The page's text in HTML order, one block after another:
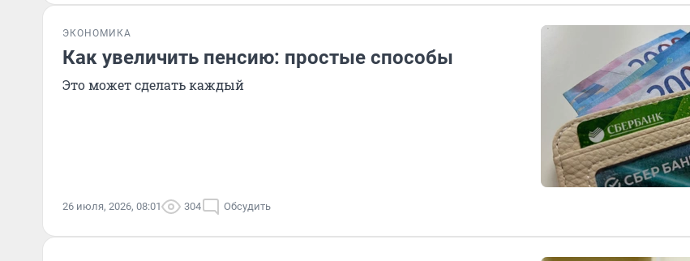
ЭКОНОМИКА
Как увеличить пенсию: простые способы
Это может сделать каждый
26 июля, 2026, 08:01 304 Обсудить